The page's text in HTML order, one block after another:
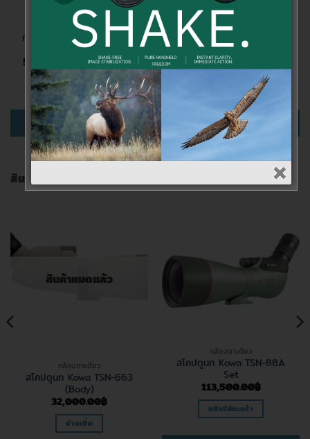
กล้องสองตา
กล้องสองตา Vixen รุ่น New
Foresta HR
5,800.00
6,000.00฿ Price
range:
5,800.00฿
through
6,000.00฿
เลือกรูปแบบ
This
product
has
multiple
variants.
options
product
COMPARE
กล้องตาเดียว
สโคปดูนก Kowa TSN-773
(Body)
69,800.00
COMPARE
สินค้าที่เกี่ยวข้อง
สินค้าหมดแล้ว
กล้องตาเดียว
สโคปดูนก Kowa TSN-663
(Body)
32,000.00฿
อ่านเพิ่ม
กล้องตาเดียว
สโคปดูนก Kowa TSN-88A
Set
113,500.00฿
หยิบใส่ตะกร้า